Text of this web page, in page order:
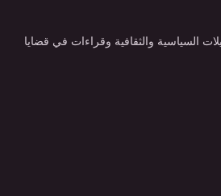
السياسية والثقافية وقراءات في قضايا